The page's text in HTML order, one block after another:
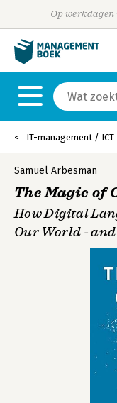
Op
IT-management / ICT
Samuel Arbesman
The Magic of
How Digital
Our World -